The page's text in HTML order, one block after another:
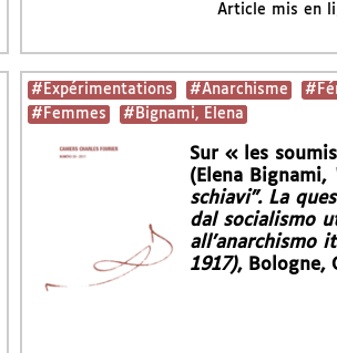
Article mis en
#Expérimentations #Anarchisme
#Femmes
#Bignami, Elena
Sur « les
(Elena Bignami,
schiavi”. La
dal socialismo
all’anarchismo
1917), Bologne,